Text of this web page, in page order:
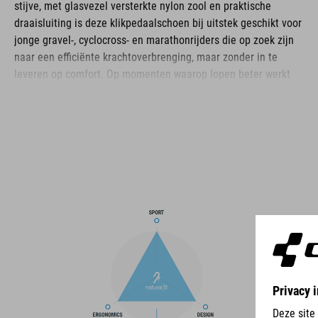
stijve, met glasvezel versterkte nylon zool en praktische
draaisluiting is deze klikpedaalschoen bij uitstek geschikt voor
jonge gravel-, cyclocross- en marathonrijders die op zoek zijn
naar een efficiënte krachtoverbrenging, maar zonder in te
leveren op comfort. Op momenten waarop lopen beter werkt